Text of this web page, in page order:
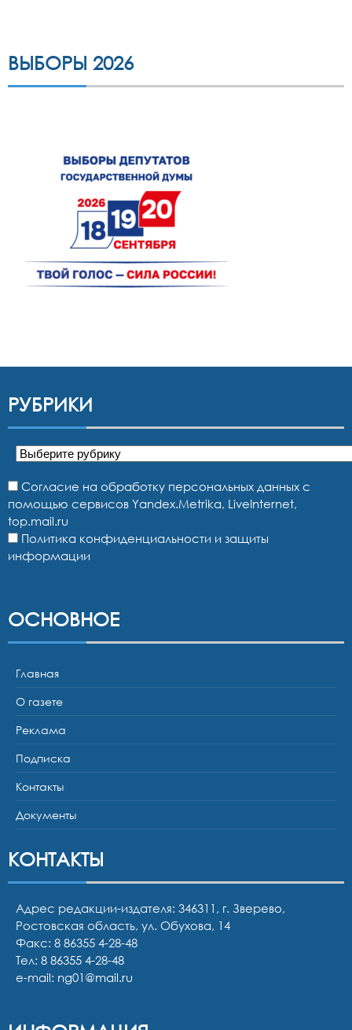
ВЫБОРЫ 2026
РУБРИКИ
Рубрики
Согласие на обработку персональных данных с
помощью сервисов Yandex.Metrika, LiveInternet,
top.mail.ru
Политика конфиденциальности и защиты
информации
ОСНОВНОЕ
Главная
О газете
Реклама
Подписка
Контакты
Документы
КОНТАКТЫ
Адрес редакции-издателя: 346311, г. Зверево,
Ростовская область, ул. Обухова, 14
Факс: 8 86355 4-28-48
Тел: 8 86355 4-28-48
e-mail: ng01@mail.ru